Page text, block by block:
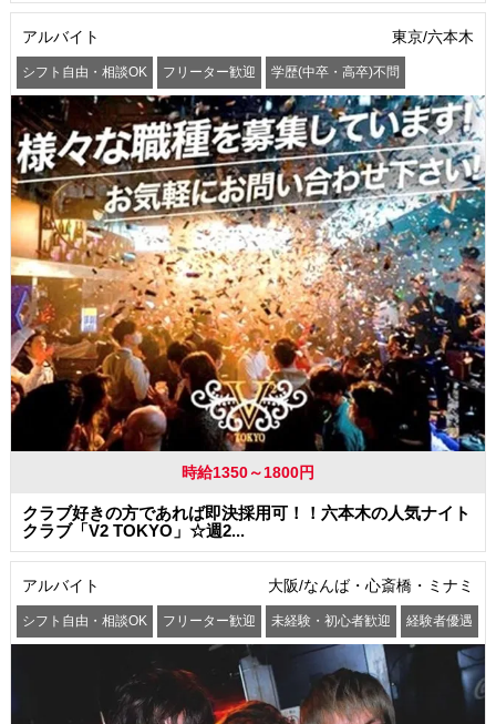
アルバイト 東京/六本木
シフト自由・相談OK フリーター歓迎 学歴(中卒・高卒)不問
髪型・髪色自由 交通費支給
時給1350～1800円
クラブ好きの方であれば即決採用可！！六本木の人気ナイト
クラブ「V2 TOKYO」☆週2...
アルバイト 大阪/なんば・心斎橋・ミナミ
シフト自由・相談OK フリーター歓迎 未経験・初心者歓迎 経験者優遇